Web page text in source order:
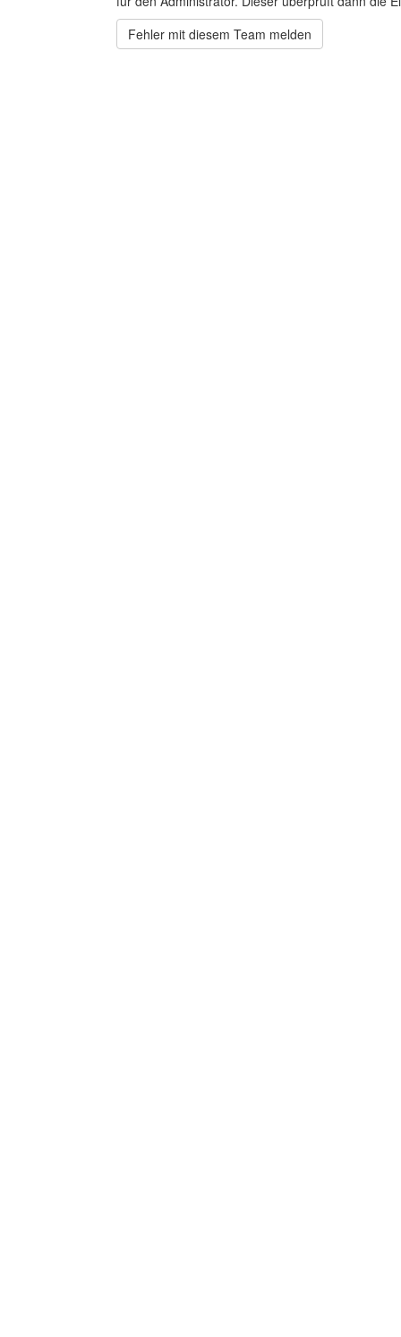
Fehler mit diesem Team melden